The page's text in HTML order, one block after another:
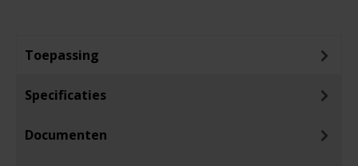
Toepassing
Specificaties
Documenten